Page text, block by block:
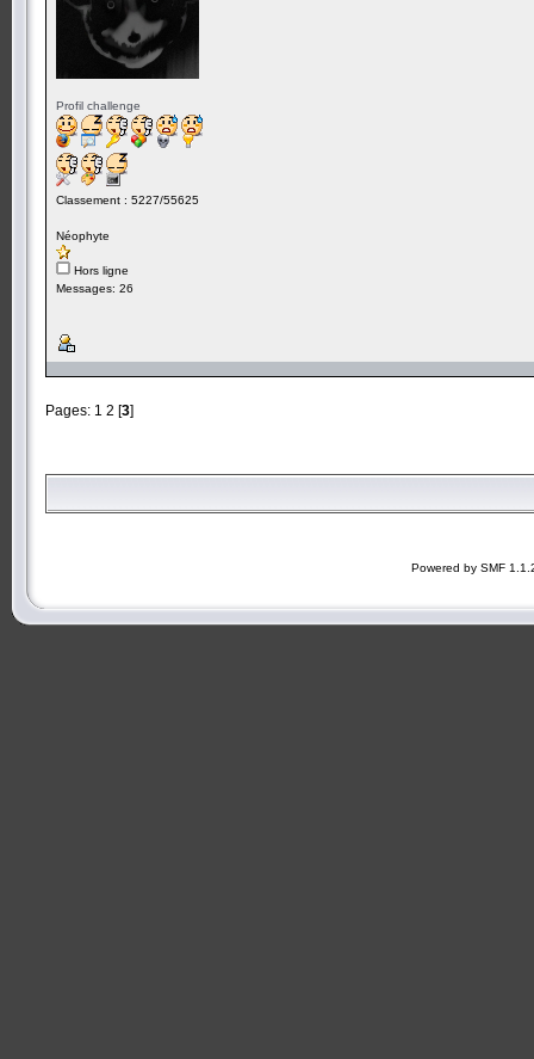
Profil challenge
Classement : 5227/55625
Néophyte
Hors ligne
Messages: 26
Pages: 1 2 [3]
Powered by SMF